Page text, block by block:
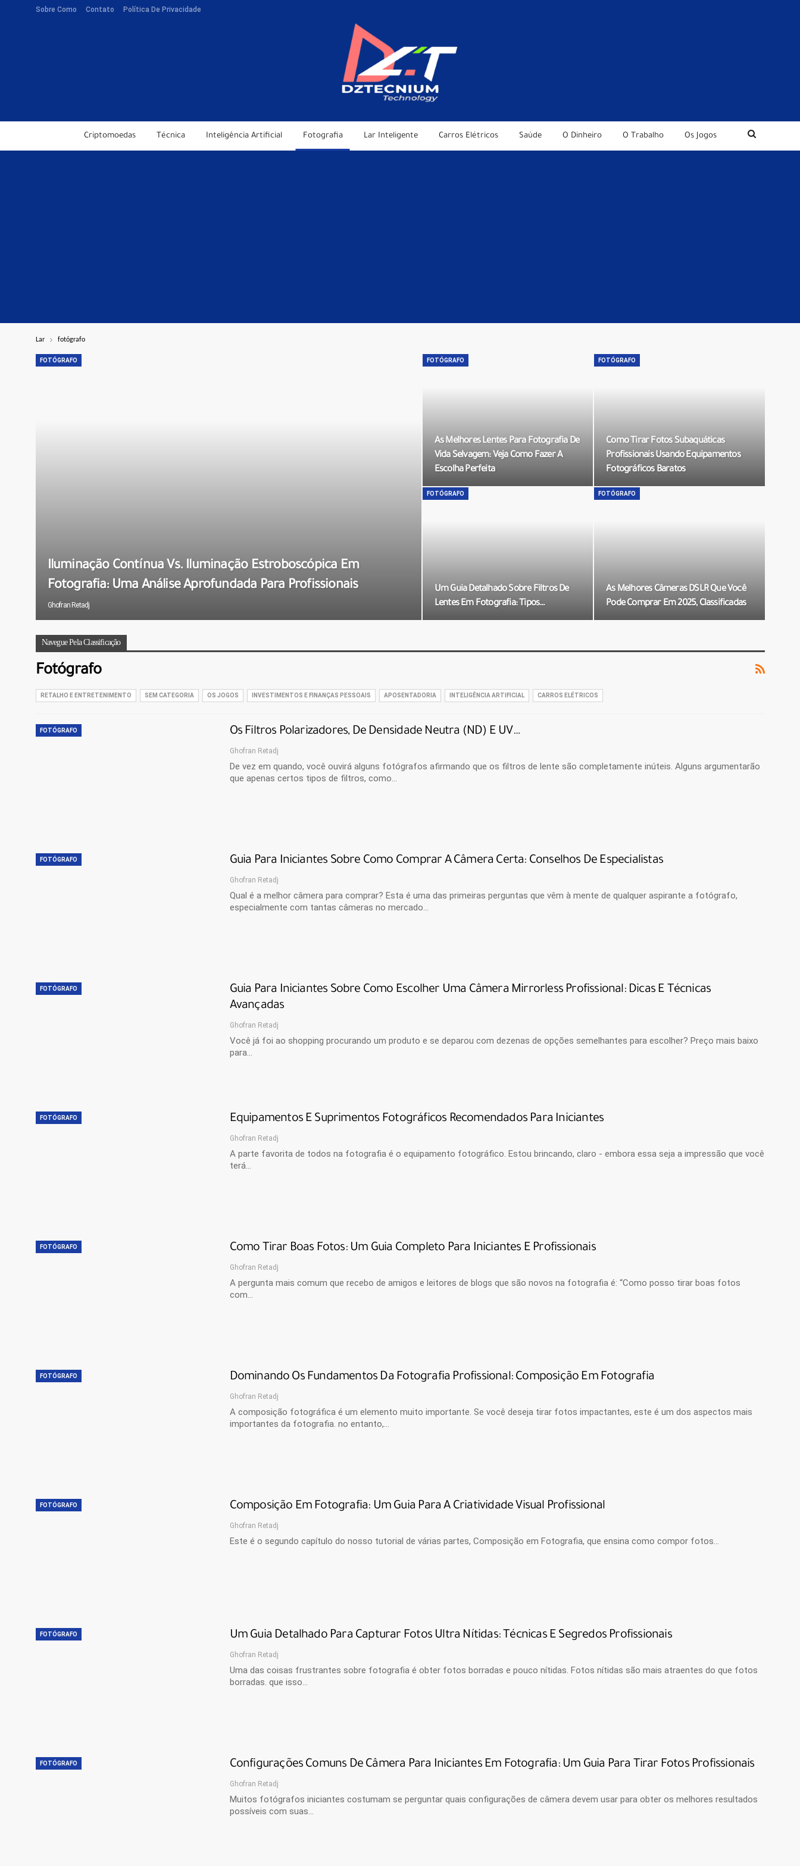
Sobre Como Contato Política De Privacidade
Criptomoedas Técnica Inteligência Artificial Fotografia Lar Inteligente Carros Elétricos Saúde O Dinheiro O Trabalho Os Jogos
Lar fotógrafo
FOTÓGRAFO
Iluminação Contínua Vs. Iluminação Estroboscópica Em
Fotografia: Uma Análise Aprofundada Para Profissionais
Ghofran Retadj
FOTÓGRAFO
As Melhores Lentes Para Fotografia De
Vida Selvagem: Veja Como Fazer A
Escolha Perfeita
FOTÓGRAFO
Como Tirar Fotos Subaquáticas
Profissionais Usando Equipamentos
Fotográficos Baratos
FOTÓGRAFO
Um Guia Detalhado Sobre Filtros De
Lentes Em Fotografia: Tipos…
FOTÓGRAFO
As Melhores Câmeras DSLR Que Você
Pode Comprar Em 2025, Classificadas
Navegue Pela Classificação
Fotógrafo
RETALHO E ENTRETENIMENTO SEM CATEGORIA OS JOGOS INVESTIMENTOS E FINANÇAS PESSOAIS APOSENTADORIA INTELIGÊNCIA ARTIFICIAL CARROS ELÉTRICOS
FOTÓGRAFO Os Filtros Polarizadores, De Densidade Neutra (ND) E UV…
Ghofran Retadj
De vez em quando, você ouvirá alguns fotógrafos afirmando que os filtros de lente são completamente inúteis. Alguns argumentarão
que apenas certos tipos de filtros, como…
FOTÓGRAFO Guia Para Iniciantes Sobre Como Comprar A Câmera Certa: Conselhos De Especialistas
Ghofran Retadj
Qual é a melhor câmera para comprar? Esta é uma das primeiras perguntas que vêm à mente de qualquer aspirante a fotógrafo,
especialmente com tantas câmeras no mercado…
FOTÓGRAFO
Guia Para Iniciantes Sobre Como Escolher Uma Câmera Mirrorless Profissional: Dicas E Técnicas
Avançadas
Ghofran Retadj
Você já foi ao shopping procurando um produto e se deparou com dezenas de opções semelhantes para escolher? Preço mais baixo
para…
FOTÓGRAFO Equipamentos E Suprimentos Fotográficos Recomendados Para Iniciantes
Ghofran Retadj
A parte favorita de todos na fotografia é o equipamento fotográfico. Estou brincando, claro - embora essa seja a impressão que você
terá...
FOTÓGRAFO Como Tirar Boas Fotos: Um Guia Completo Para Iniciantes E Profissionais
Ghofran Retadj
A pergunta mais comum que recebo de amigos e leitores de blogs que são novos na fotografia é: “Como posso tirar boas fotos
com…
FOTÓGRAFO Dominando Os Fundamentos Da Fotografia Profissional: Composição Em Fotografia
Ghofran Retadj
A composição fotográfica é um elemento muito importante. Se você deseja tirar fotos impactantes, este é um dos aspectos mais
importantes da fotografia. no entanto,…
FOTÓGRAFO Composição Em Fotografia: Um Guia Para A Criatividade Visual Profissional
Ghofran Retadj
Este é o segundo capítulo do nosso tutorial de várias partes, Composição em Fotografia, que ensina como compor fotos…
FOTÓGRAFO Um Guia Detalhado Para Capturar Fotos Ultra Nítidas: Técnicas E Segredos Profissionais
Ghofran Retadj
Uma das coisas frustrantes sobre fotografia é obter fotos borradas e pouco nítidas. Fotos nítidas são mais atraentes do que fotos
borradas. que isso…
FOTÓGRAFO Configurações Comuns De Câmera Para Iniciantes Em Fotografia: Um Guia Para Tirar Fotos Profissionais
Ghofran Retadj
Muitos fotógrafos iniciantes costumam se perguntar quais configurações de câmera devem usar para obter os melhores resultados
possíveis com suas…